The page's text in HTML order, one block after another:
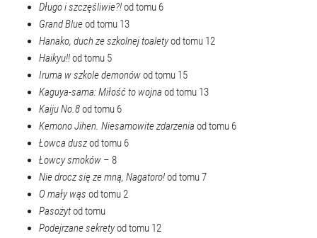
Długo i szczęśliwie?!od tomu 6
Grand Blueod tomu 13
Hanako, duch ze szkolnej toaletyod tomu 12
Haikyu!!od tomu 5
Iruma w szkole demonówod tomu 15
Kaguya-sama: Miłość to wojna od tomu 13
Kaiju No.8od tomu 6
Kemono Jihen. Niesamowite zdarzenia od tomu 6
Łowca duszod tomu 6
Łowcy smoków – 8
Nie drocz się ze mną, Nagatoro!od tomu 7
O mały wąs od tomu 2
Pasożytod tomu
Podejrzane sekretyod tomu 12